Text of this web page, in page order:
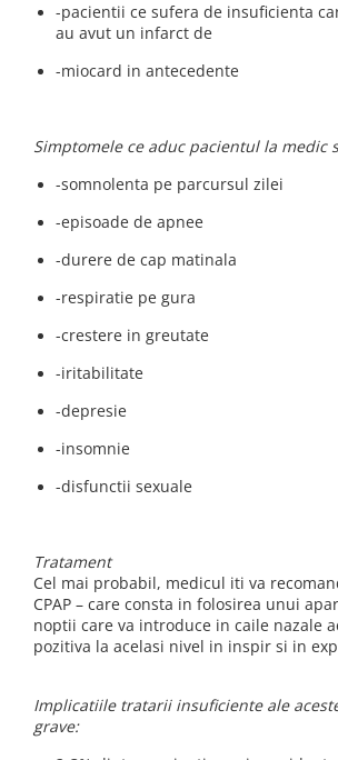
-pacientii ce sufera de insuficienta
au avut un infarct de
-miocard in antecedente
Simptomele ce aduc pacientul la medic
-somnolenta pe parcursul zilei
-episoade de apnee
-durere de cap matinala
-respiratie pe gura
-crestere in greutate
-iritabilitate
-depresie
-insomnie
-disfunctii sexuale
Tratament
Cel mai probabil, medicul iti va
CPAP – care consta in folosirea unui
noptii care va introduce in caile nazale
pozitiva la acelasi nivel in inspir si in
Implicatiile tratarii insuficiente ale
grave: